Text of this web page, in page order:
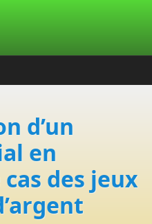
d’un
en
des jeux